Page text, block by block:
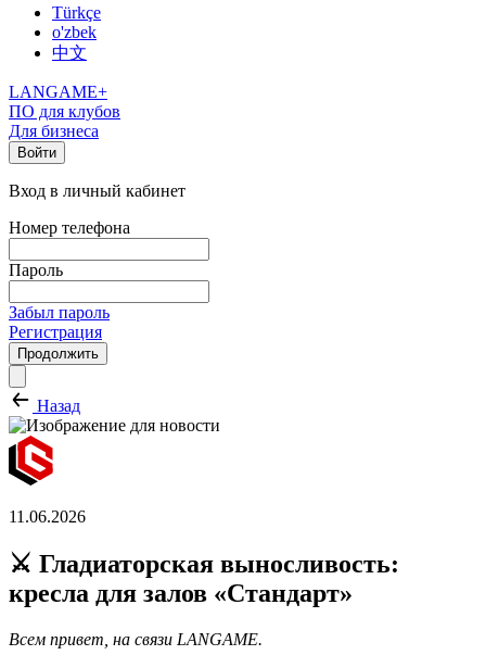
Türkçe
o'zbek
中文
LANGAME+
ПО для клубов
Для бизнеса
Войти
Вход в личный кабинет
Номер телефона
Пароль
Забыл пароль
Регистрация
Продолжить
Назад
11.06.2026
⚔️ Гладиаторская выносливость:
кресла для залов «Стандарт»
Всем привет, на связи LANGAME.